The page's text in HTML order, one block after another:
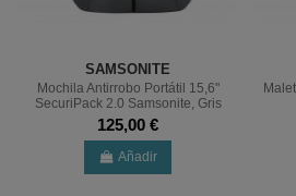
SAMSONITE
Mochila Antirrobo Portátil 15,6"
SecuriPack 2.0 Samsonite, Gris
125,00 €
Añadir